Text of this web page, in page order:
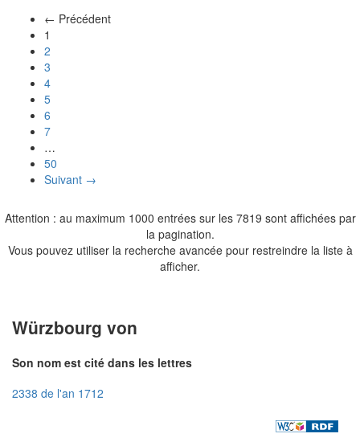
← Précédent
1
2
3
4
5
6
7
…
50
Suivant →
Attention : au maximum 1000 entrées sur les 7819 sont affichées par
la pagination.
Vous pouvez utiliser la recherche avancée pour restreindre la liste à
afficher.
Würzbourg von
Son nom est cité dans les lettres
2338 de l'an 1712